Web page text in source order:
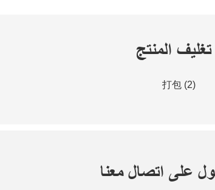
تغليف المنتج
على اتصال معنا